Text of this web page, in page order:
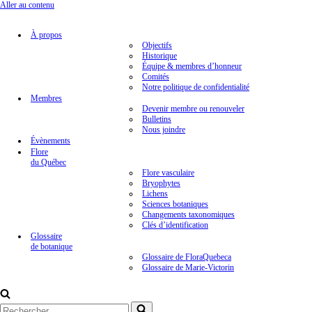
Aller au contenu
À propos
Objectifs
Historique
Équipe & membres d’honneur
Comités
Notre politique de confidentialité
Membres
Devenir membre ou renouveler
Bulletins
Nous joindre
Évènements
Flore
du Québec
Flore vasculaire
Bryophytes
Lichens
Sciences botaniques
Changements taxonomiques
Clés d’identification
Glossaire
de botanique
Glossaire de FloraQuebeca
Glossaire de Marie-Victorin
Rechercher...